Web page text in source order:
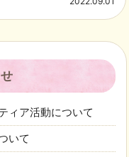
ィア活動について
いて